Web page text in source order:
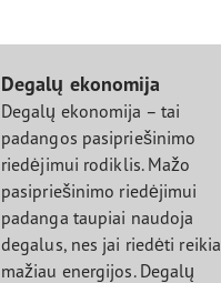
Degalų ekonomija
Degalų ekonomija – tai
padangos pasipriešinimo
riedėjimui rodiklis. Mažo
pasipriešinimo riedėjimui
padanga taupiai naudoja
degalus, nes jai riedėti reikia
mažiau energijos. Degalų